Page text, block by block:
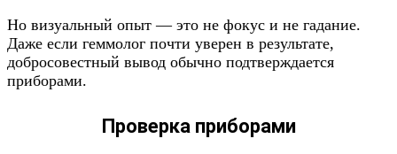
Но визуальный опыт — это не фокус и не гадание.
Даже если геммолог почти уверен в результате,
добросовестный вывод обычно подтверждается
приборами.
Проверка приборами